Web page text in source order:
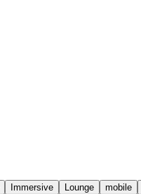
Immersive Lounge mobile